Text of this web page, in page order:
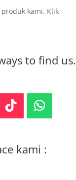
kami. Klik
to find us.
kami :